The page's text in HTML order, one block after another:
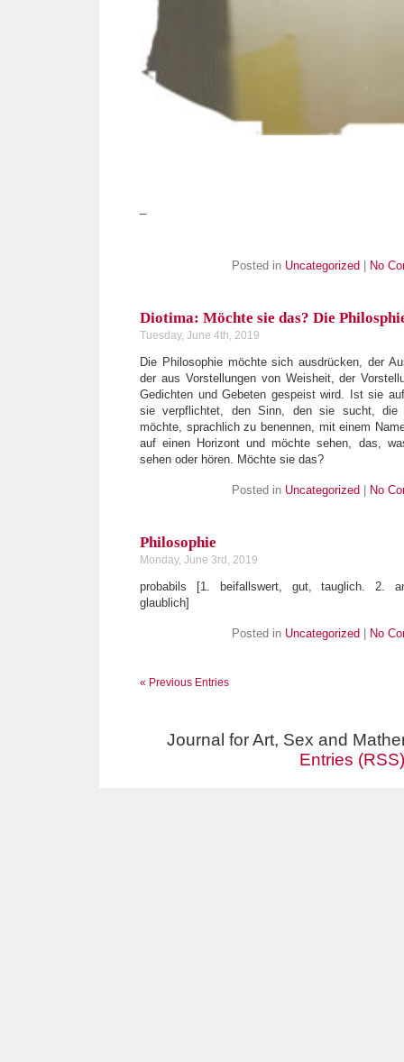
Posted in Uncategorized No
Diotima: Möchte sie das? Die
Tuesday, June 4th, 2019
Die Philosophie möchte sich ausdrücken, der
der aus Vorstellungen von Weisheit, der
Gedichten und Gebeten gespeist wird. Ist sie
sie verpflichtet, den Sinn, den sie sucht, die
möchte, sprachlich zu benennen, mit einem
auf einen Horizont und möchte sehen, das,
sehen oder hören. Möchte sie das?
Posted in Uncategorized No
Philosophie
Monday, June 3rd, 2019
probabils [1. beifallswert, gut, tauglich. 2.
glaublich]
Posted in Uncategorized No
« Previous Entries
Journal for Art, Sex and
Entries (RSS)